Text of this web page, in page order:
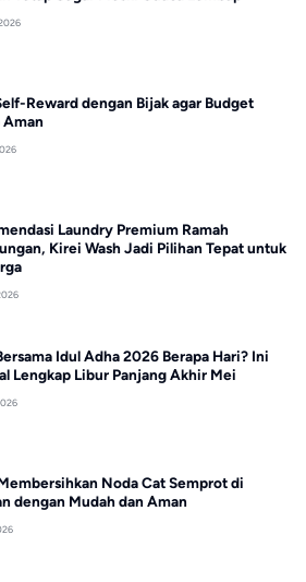
Reward dengan Bijak agar Budget
Aman
Laundry Premium Ramah
Kirei Wash Jadi Pilihan Tepat untuk
Idul Adha 2026 Berapa Hari? Ini
Lengkap Libur Panjang Akhir Mei
Noda Cat Semprot di
dengan Mudah dan Aman